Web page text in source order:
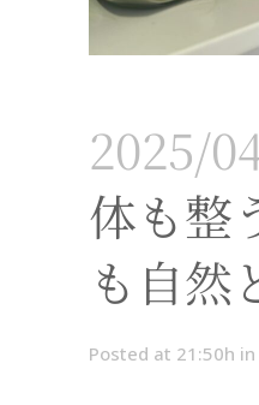
2025/
体も整
も自然
Posted at 21:50h in